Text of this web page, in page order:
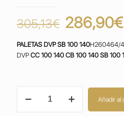
305,13€ El
precio
original
305,13€.
286,90€El
PALETAS DVP SB 100 140H260464/
DVP CC 100 140 CB 100 140 SB 100
DVP
Añadir al